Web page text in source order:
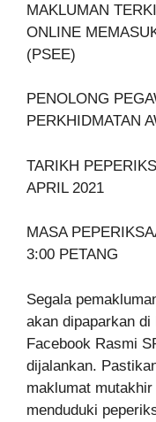
MAKLUMAN
ONLINE
(PSEE)
PENOLONG
PERKHIDMATAN
TARIKH
APRIL 2021
MASA
3:00 PETANG
Segala
akan dipaparkan di
Facebook Rasmi
dijalankan.
maklumat
menduduki